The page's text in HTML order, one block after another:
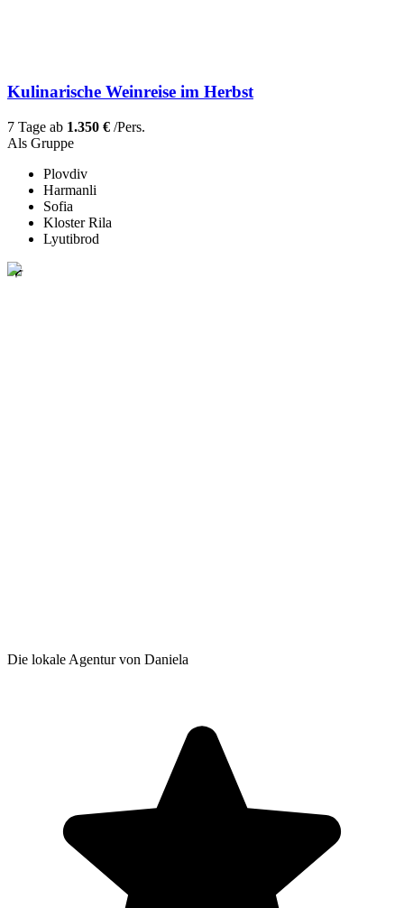
Kulinarische Weinreise im Herbst
7 Tage ab 1.350 € /Pers.
Als Gruppe
Plovdiv
Harmanli
Sofia
Kloster Rila
Lyutibrod
Die lokale Agentur von Daniela